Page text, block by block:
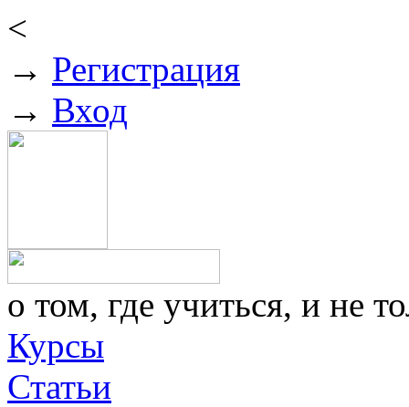
<
→ Регистрация
→ Вход
о том, где учиться, и не
Курсы
Статьи